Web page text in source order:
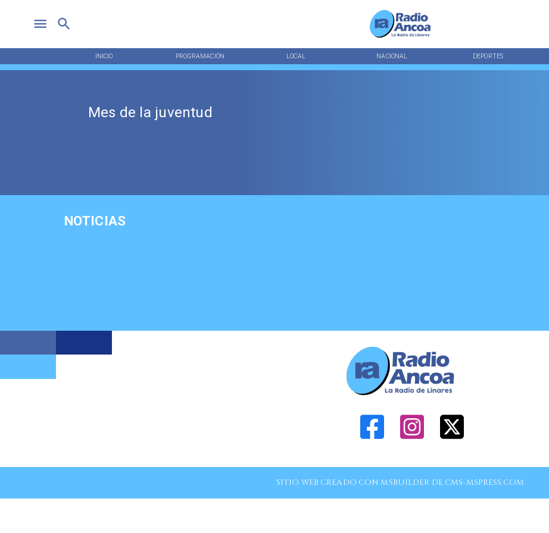
INICIO PROGRAMACIÓN LOCAL NACIONAL DEPORTES
Mes de la juventud
NOTICIAS
SITIO WEB CREADO CON MSBUILDER DE CMS-MSPRESS.COM